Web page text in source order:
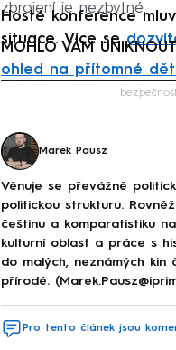
zbrojení je nezbytné.
Hosté konference
situace. Více se
MOHLO VÁM
ohled na přítomné
bezpečnost
Marek Pausz
Věnuje se převážně
politickou strukturu.
češtinu a komparatistiku
kulturní oblast a práce s
do malých, neznámých
přírodě.
Pro tento článek jsou